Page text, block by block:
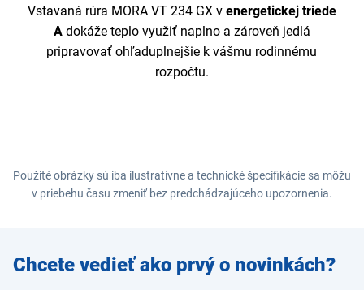
Vstavaná rúra MORA VT 234 GX v energetickej triede
Adokáže teplo využiť naplno a zároveň jedlá
pripravovať ohľaduplnejšie k vášmu rodinnému
rozpočtu.
Použité obrázky sú iba ilustratívne a technické špecifikácie sa môžu
v priebehu času zmeniť bez predchádzajúceho upozornenia.
Zadajte
e-mail
Chcete vedieť ako prvý o novinkách?